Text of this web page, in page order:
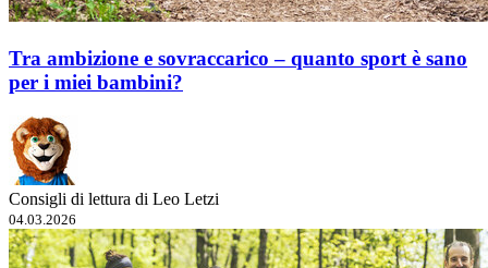
Tra ambizione e sovraccarico – quanto sport è sano
per i miei bambini?
Consigli di lettura di Leo Letzi
04.03.2026